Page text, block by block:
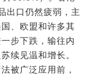
出口仍然疲弱，主
、欧盟和许多其
步下跌，输往内
续见温和增长。
被广泛应用前，